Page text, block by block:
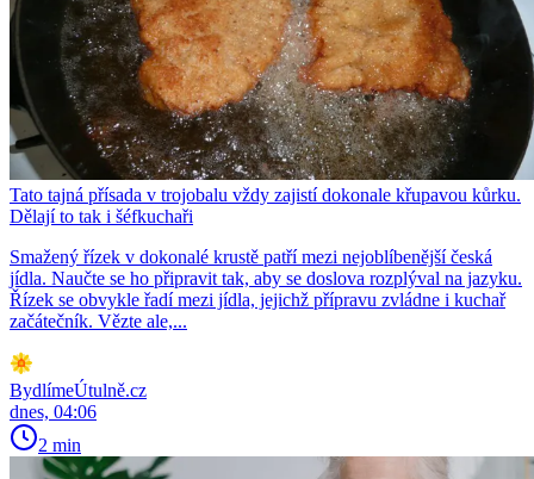
Tato tajná přísada v trojobalu vždy zajistí dokonale křupavou kůrku.
Dělají to tak i šéfkuchaři
Smažený řízek v dokonalé krustě patří mezi nejoblíbenější česká
jídla. Naučte se ho připravit tak, aby se doslova rozplýval na jazyku.
Řízek se obvykle řadí mezi jídla, jejichž přípravu zvládne i kuchař
začátečník. Vězte ale,...
BydlímeÚtulně.cz
dnes, 04:06
2 min